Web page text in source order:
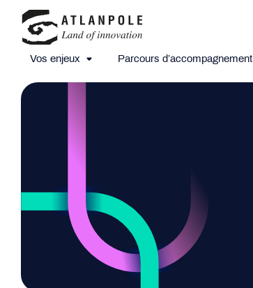
Vos enjeux Parcours d’accompagnement